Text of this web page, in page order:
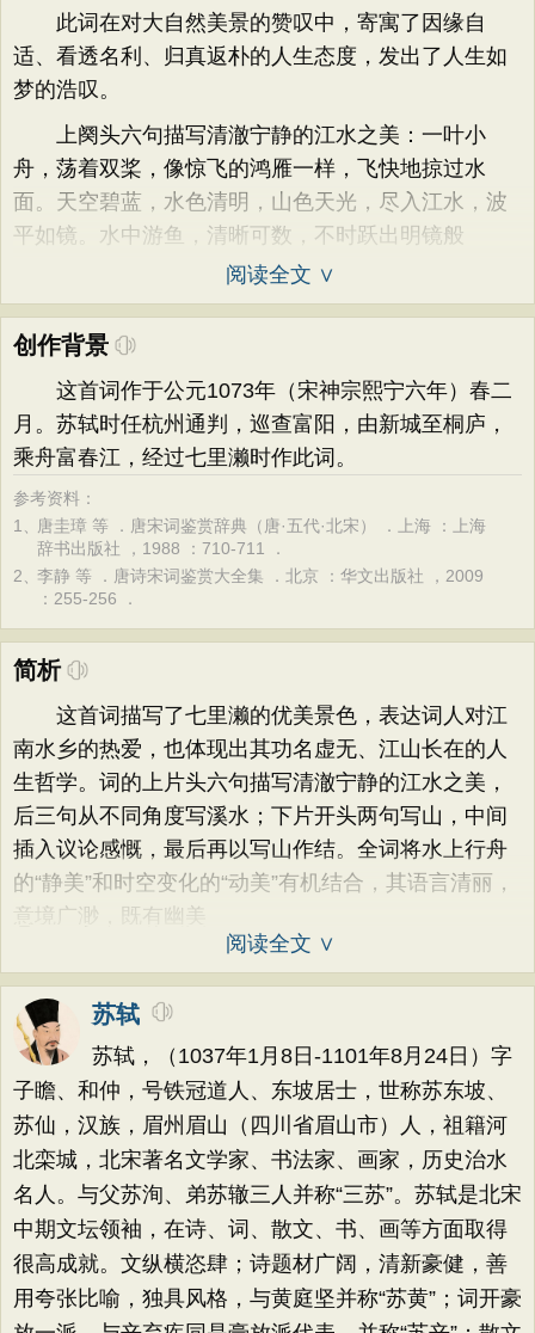
此词在对大自然美景的赞叹中，寄寓了因缘自
适、看透名利、归真返朴的人生态度，发出了人生如
梦的浩叹。
上阕头六句描写清澈宁静的江水之美：一叶小
舟，荡着双桨，像惊飞的鸿雁一样，飞快地掠过水
面。天空碧蓝，水色清明，山色天光，尽入江水，波
平如镜。水中游鱼，清晰可数，不时跃出明镜般
阅读全文 ∨
创作背景
这首词作于公元1073年（宋神宗熙宁六年）春二
月。苏轼时任杭州通判，巡查富阳，由新城至桐庐，
乘舟富春江，经过七里濑时作此词。
参考资料：
1、 唐圭璋 等 ．唐宋词鉴赏辞典（唐·五代·北宋） ．上海 ：上海
辞书出版社 ，1988 ：710-711 ．
2、李静 等 ．唐诗宋词鉴赏大全集 ．北京 ：华文出版社 ，2009
：255-256 ．
简析
这首词描写了七里濑的优美景色，表达词人对江
南水乡的热爱，也体现出其功名虚无、江山长在的人
生哲学。词的上片头六句描写清澈宁静的江水之美，
后三句从不同角度写溪水；下片开头两句写山，中间
插入议论感慨，最后再以写山作结。全词将水上行舟
的“静美”和时空变化的“动美”有机结合，其语言清丽，
意境广渺，既有幽美
阅读全文 ∨
苏轼
苏轼，（1037年1月8日-1101年8月24日）字
子瞻、和仲，号铁冠道人、东坡居士，世称苏东坡、
苏仙，汉族，眉州眉山（四川省眉山市）人，祖籍河
北栾城，北宋著名文学家、书法家、画家，历史治水
名人。与父苏洵、弟苏辙三人并称“三苏”。苏轼是北宋
中期文坛领袖，在诗、词、散文、书、画等方面取得
很高成就。文纵横恣肆；诗题材广阔，清新豪健，善
用夸张比喻，独具风格，与黄庭坚并称“苏黄”；词开豪